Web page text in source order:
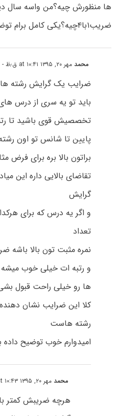
ها منظورش چیه؟من واسه سال
ضریب۱با۴چیه؟یکی کامل برام توضیح بده..ممنونم
محمدمهر ۲۰, ۱۳۹۵ at ۱۰:۴۱ ق٫ظ - Reply
ضرایب یک گرایش رشته ها
باید تو یه سری از درس
تخصصیش قوی باشید تا
پایین تا شانس تو اون
براتون بالا بره برای فرض
تقاضای بالایی داره این
گرایش
و اگر یه درس که برای
تعداد
نمره مثبت تون بالا باشه ضرب در
و رتبه ات خیلی خوب
ها رو خیلی راحت قبول
کلا این ضرایب نشان
رشته هاست
امیدوارم خوب توضیح داده
محمدمهر ۲۰, ۱۳۹۵ at ۱۰:۴۳ ق٫ظ
هرچه ضریبش کمتر